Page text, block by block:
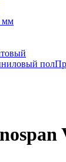
мм
пол